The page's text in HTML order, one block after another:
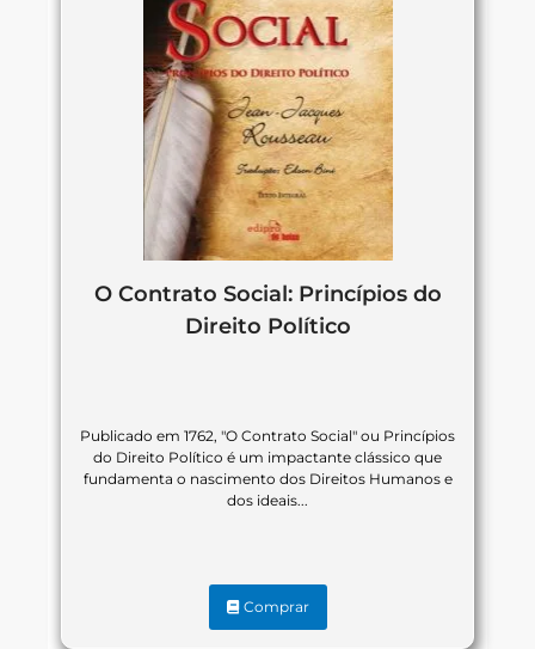
O Contrato Social: Princípios do
Direito Político
Publicado em 1762, "O Contrato Social" ou Princípios
do Direito Político é um impactante clássico que
fundamenta o nascimento dos Direitos Humanos e
dos ideais...
Comprar